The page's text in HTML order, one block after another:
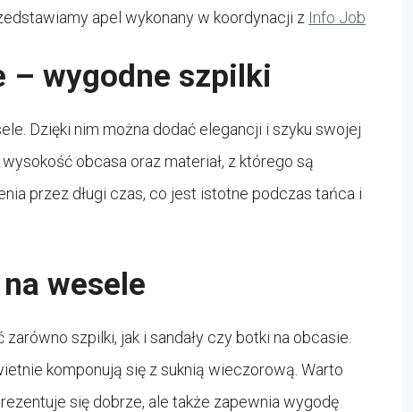
apel wykonany w koordynacji z Info Job
– wygodne szpilki
Dzięki nim można dodać elegancji i szyku swojej
obcasa oraz materiał, z którego są
przez długi czas, co jest istotne podczas tańca i
wesele
szpilki, jak i sandały czy botki na obcasie.
komponują się z suknią wieczorową. Warto
się dobrze, ale także zapewnia wygodę